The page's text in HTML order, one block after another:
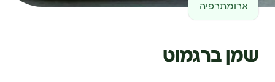
ארומתרפיה
שמן ברגמוט